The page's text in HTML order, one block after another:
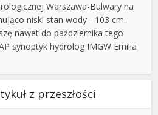
Warszawa-Bulwary na
niski stan wody - 103 cm.
nawet do października tego
synoptyk hydrolog IMGW Emilia
z przeszłości